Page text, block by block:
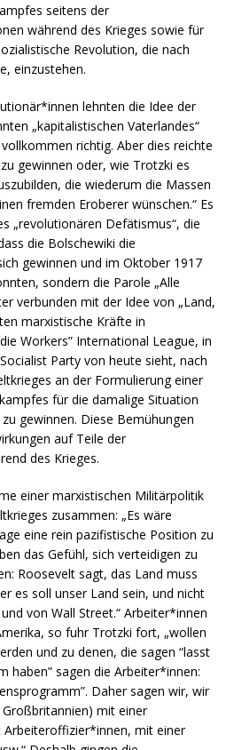
seitens der
während des Krieges sowie für
Revolution, die nach
einzustehen.
lehnten die Idee der
„kapitalistischen Vaterlandes“
richtig. Aber dies reichte
gewinnen oder, wie Trotzki es
die wiederum die Massen
fremden Eroberer wünschen.“ Es
„revolutionären Defätismus“, die
die Bolschewiki die
gewinnen und im Oktober 1917
sondern die Parole „Alle
verbunden mit der Idee von „Land,
marxistische Kräfte in
Workers” International League, in
Party von heute sieht, nach
an der Formulierung einer
für die damalige Situation
gewinnen. Diese Bemühungen
auf Teile der
des Krieges.
einer marxistischen Militärpolitik
zusammen: „Es wäre
eine rein pazifistische Position zu
das Gefühl, sich verteidigen zu
Roosevelt sagt, das Land muss
es soll unser Land sein, und nicht
von Wall Street.“ Arbeiter*innen
so fuhr Trotzki fort, „wollen
und zu denen, die sagen “lasst
haben” sagen die Arbeiter*innen:
Daher sagen wir, wir
mit einer
mit einer